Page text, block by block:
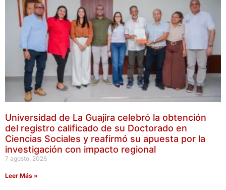
Universidad de La Guajira celebró la obtención
del registro calificado de su Doctorado en
Ciencias Sociales y reafirmó su apuesta por la
investigación con impacto regional
7 agosto, 2026
Leer Más »